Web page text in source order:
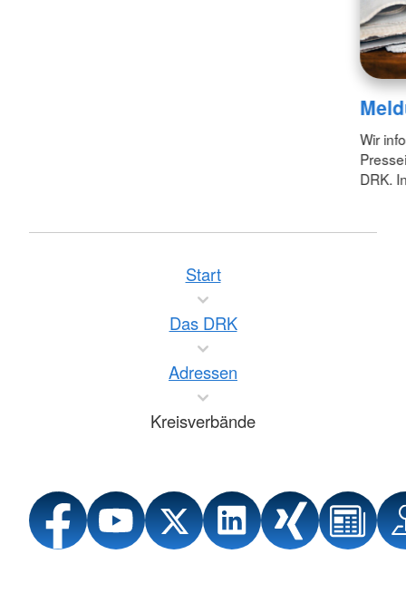
Wir
DRK.
Start
Das DRK
Adressen
Kreisverbände